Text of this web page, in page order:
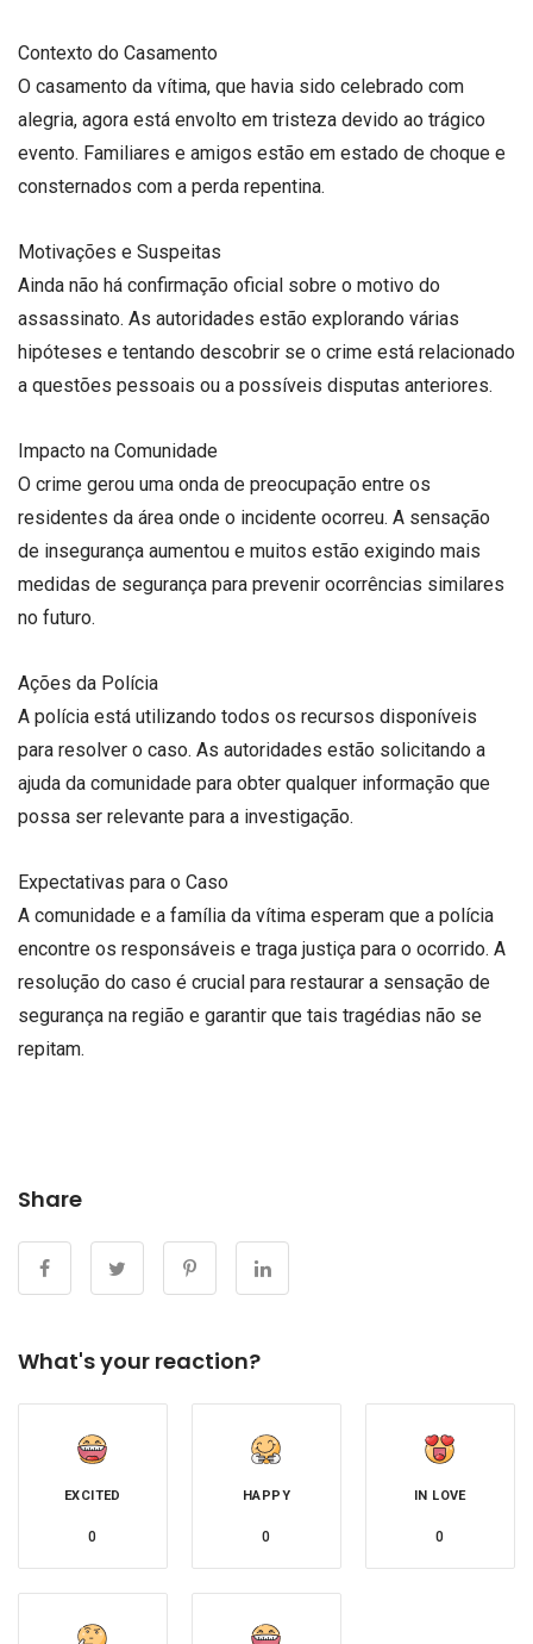
Contexto do Casamento
O casamento da vítima, que havia sido celebrado com
alegria, agora está envolto em tristeza devido ao trágico
evento. Familiares e amigos estão em estado de choque e
consternados com a perda repentina.
Motivações e Suspeitas
Ainda não há confirmação oficial sobre o motivo do
assassinato. As autoridades estão explorando várias
hipóteses e tentando descobrir se o crime está relacionado
a questões pessoais ou a possíveis disputas anteriores.
Impacto na Comunidade
O crime gerou uma onda de preocupação entre os
residentes da área onde o incidente ocorreu. A sensação
de insegurança aumentou e muitos estão exigindo mais
medidas de segurança para prevenir ocorrências similares
no futuro.
Ações da Polícia
A polícia está utilizando todos os recursos disponíveis
para resolver o caso. As autoridades estão solicitando a
ajuda da comunidade para obter qualquer informação que
possa ser relevante para a investigação.
Expectativas para o Caso
A comunidade e a família da vítima esperam que a polícia
encontre os responsáveis e traga justiça para o ocorrido. A
resolução do caso é crucial para restaurar a sensação de
segurança na região e garantir que tais tragédias não se
repitam.
Share
What's your reaction?
EXCITED
0
HAPPY
0
IN LOVE
0